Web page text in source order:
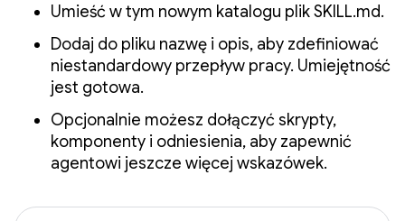
Umieść w tym nowym katalogu plik SKILL.md.
Dodaj do pliku nazwę i opis, aby zdefiniować
niestandardowy przepływ pracy. Umiejętność
jest gotowa.
Opcjonalnie możesz dołączyć skrypty,
komponenty i odniesienia, aby zapewnić
agentowi jeszcze więcej wskazówek.